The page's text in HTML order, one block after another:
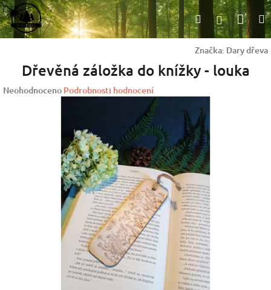
Přejít
na
obsah
HledatPřihlášení
Značka: Dary dřeva
Dřevěná záložka do knížky - louka
Průměrné
Neohodnoceno Podrobnosti hodnocení